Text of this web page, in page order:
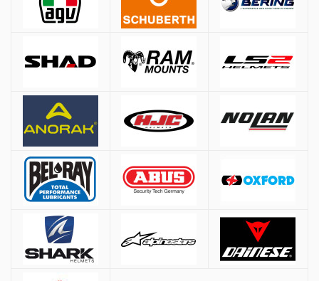
ΚΡΑΝΗ
Μέγεθος Μέτρηση περιφέρειας κεφαλιού
ΧS
53-54 cm.
S
55-56 cm.
M
57-58 cm.
L
59-60 cm.
XL
61-62 cm.
Όλες οι αποστολές πραγματοποιούνται μέσω και
Αθήνα:2.90€
Αντικαταβολή: +
1.50€
Δωρεάν μεταφορικά για παραγγελίες άνω των
* Εξαιρούνται βαριά/ογκώδη προϊόντα (π.χ. μπαγκαζιέρες), όπου η χρέωση
γίνεται βάσει βάρους ανεξαρτήτως ποσού.
Τρόποι Πληρωμής